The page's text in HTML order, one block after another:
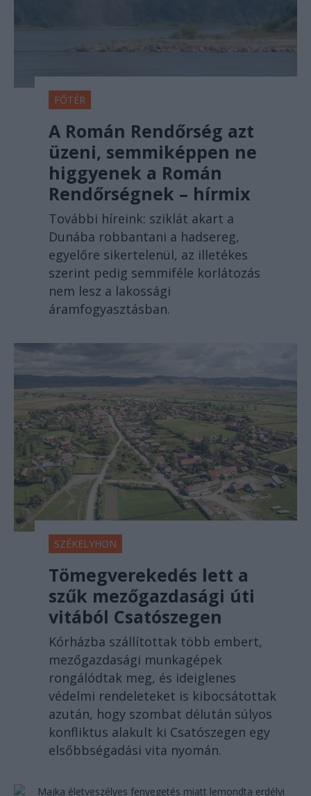
FŐTÉR
A Román Rendőrség azt
üzeni, semmiképpen ne
higgyenek a Román
Rendőrségnek – hírmix
További híreink: sziklát akart a
Dunába robbantani a hadsereg,
egyelőre sikertelenül, az illetékes
szerint pedig semmiféle korlátozás
nem lesz a lakossági
áramfogyasztásban.
SZÉKELYHON
Tömegverekedés lett a
szűk mezőgazdasági úti
vitából Csatószegen
Kórházba szállítottak több embert,
mezőgazdasági munkagépek
rongálódtak meg, és ideiglenes
védelmi rendeleteket is kibocsátottak
azután, hogy szombat délután súlyos
konfliktus alakult ki Csatószegen egy
elsőbbségadási vita nyomán.